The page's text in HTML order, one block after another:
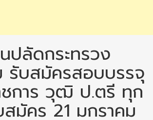
ปลัดกระทรวง
รับสมัครสอบบรรจุ
ชการ วุฒิ ป.ตรี ทุก
สมัคร 21 มกราคม